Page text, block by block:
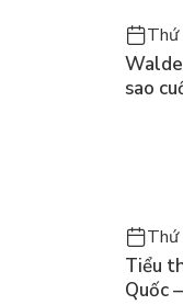
sao
Tiểu
Quốc